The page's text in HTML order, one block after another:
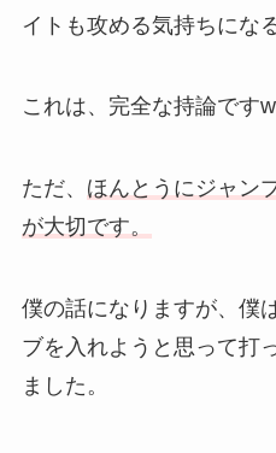
イトも攻める気持ちにな
これは、完全な持論です
ただ、 ほんとうにジャン
が大切です。
僕の話になりますが、僕
ブを入れようと思って打
ました。